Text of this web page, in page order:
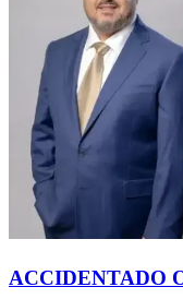
ACCIDENTADO